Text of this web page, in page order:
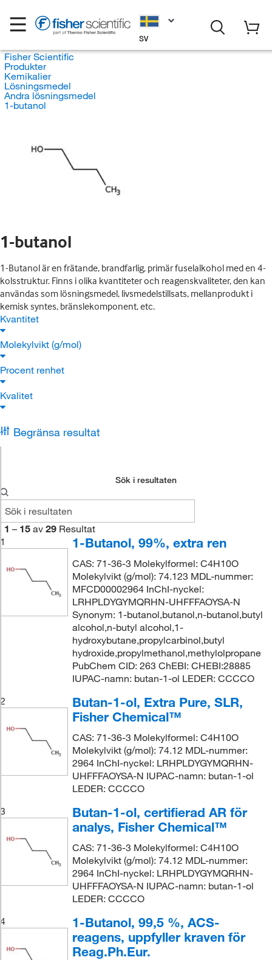
SV
Fisher Scientific
Produkter
Kemikalier
Lösningsmedel
Andra lösningsmedel
1-butanol
1-butanol
1-Butanol är en frätande, brandfarlig, primär fuselalkohol med en 4-
kolsstruktur. Finns i olika kvantiteter och reagenskvaliteter, den kan
användas som lösningsmedel, livsmedelstillsats, mellanprodukt i
kemisk syntes, bränslekomponent, etc.
Kvantitet
Molekylvikt (g/mol)
Procent renhet
Kvalitet
Begränsa resultat
Sök i resultaten
1 – 15 av 29 Resultat
1
1-Butanol, 99%, extra ren
CAS: 71-36-3 Molekylformel: C4H10O
Molekylvikt (g/mol): 74.123 MDL-nummer:
MFCD00002964 InChI-nyckel:
LRHPLDYGYMQRHN-UHFFFAOYSA-N
Synonym: 1-butanol,butanol,n-butanol,butyl
alcohol,n-butyl alcohol,1-
hydroxybutane,propylcarbinol,butyl
hydroxide,propylmethanol,methylolpropane
PubChem CID: 263 ChEBI: CHEBI:28885
IUPAC-namn: butan-1-ol LEDER: CCCCO
2
Butan-1-ol, Extra Pure, SLR,
Fisher Chemical™
CAS: 71-36-3 Molekylformel: C4H10O
Molekylvikt (g/mol): 74.12 MDL-nummer:
2964 InChI-nyckel: LRHPLDYGYMQRHN-
UHFFFAOYSA-N IUPAC-namn: butan-1-ol
LEDER: CCCCO
3
Butan-1-ol, certifierad AR för
analys, Fisher Chemical™
CAS: 71-36-3 Molekylformel: C4H10O
Molekylvikt (g/mol): 74.12 MDL-nummer:
2964 InChI-nyckel: LRHPLDYGYMQRHN-
UHFFFAOYSA-N IUPAC-namn: butan-1-ol
LEDER: CCCCO
4
1-Butanol, 99,5 %, ACS-
reagens, uppfyller kraven för
Reag.Ph.Eur.